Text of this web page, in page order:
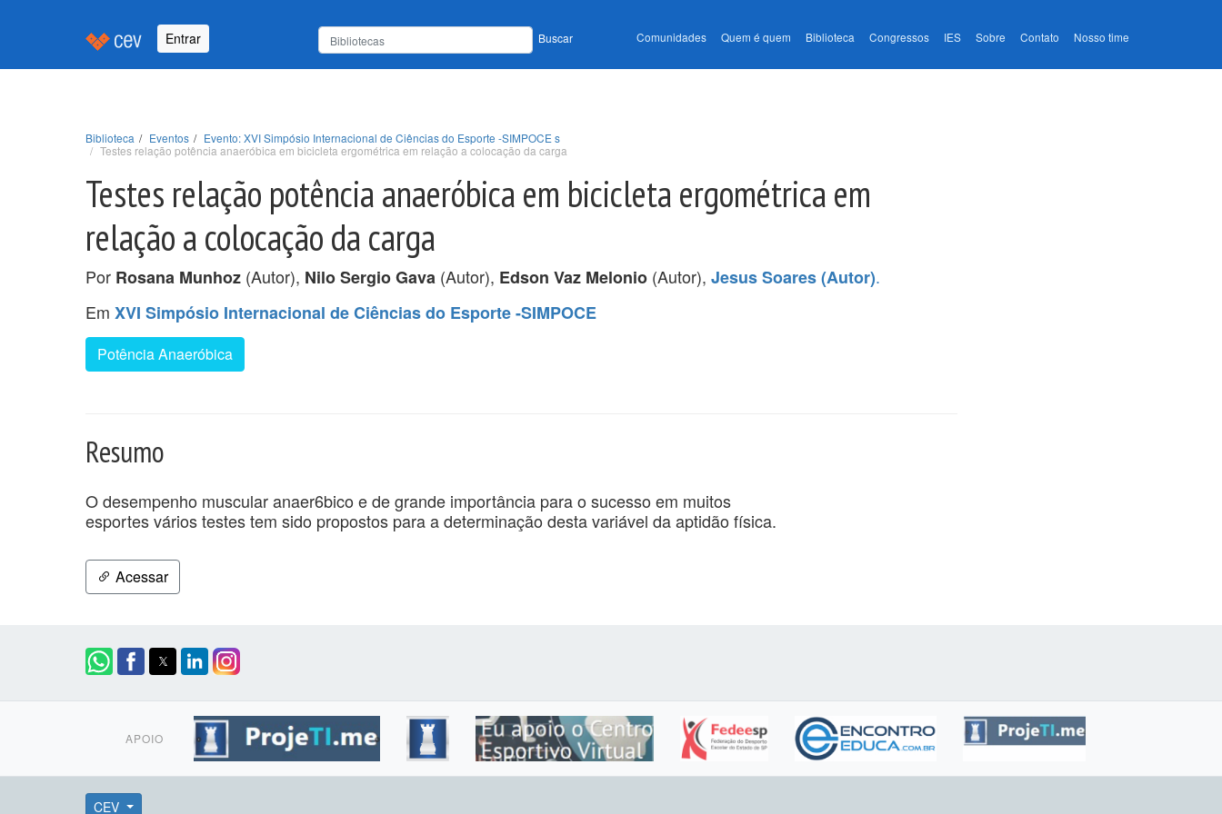
Entrar Buscar Comunidades Quem é quem Biblioteca Congressos IES Sobre Contato Nosso time
Biblioteca Eventos
Evento: XVI Simpósio Internacional de Ciências do Esporte -SIMPOCE s
Testes relação potência anaeróbica em bicicleta ergométrica em relação a colocação da carga
Testes relação potência anaeróbica em bicicleta ergométrica em
relação a colocação da carga
Por Rosana Munhoz (Autor), Nilo Sergio Gava (Autor), Edson Vaz Melonio (Autor), Jesus Soares (Autor).
Em XVI Simpósio Internacional de Ciências do Esporte -SIMPOCE
Potência Anaeróbica
Resumo
O desempenho muscular anaer6bico e de grande importância para o sucesso em muitos
esportes vários testes tem sido propostos para a determinação desta variável da aptidão física.
Acessar
APOIO
CEV